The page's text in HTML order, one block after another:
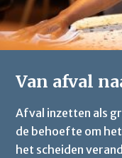
Van afval
Afval inzetten als
de behoefte om
het scheid en